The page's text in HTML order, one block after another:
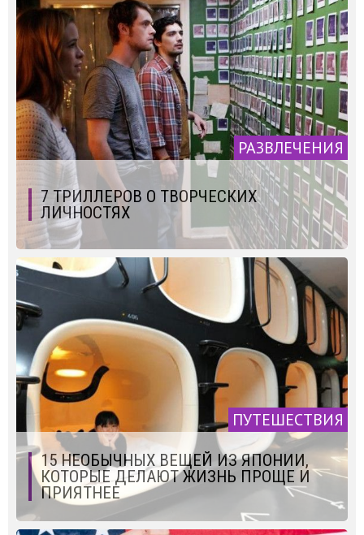
РАЗВЛЕЧЕНИЯ
7 ТРИЛЛЕРОВ О ТВОРЧЕСКИХ
ЛИЧНОСТЯХ
ПУТЕШЕСТВИЯ
15 НЕОБЫЧНЫХ ВЕЩЕЙ ИЗ ЯПОНИИ,
КОТОРЫЕ ДЕЛАЮТ ЖИЗНЬ ПРОЩЕ И
ПРИЯТНЕЕ